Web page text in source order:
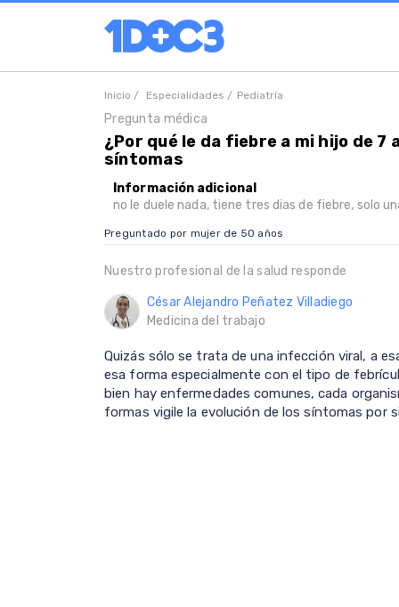
Inicio / Especialidades / Pediatría
Pregunta médica
¿Por qué le da fiebre a mi hijo de
síntomas
Información adicional
no le duele nada, tiene tres dias de fiebre, solo
Preguntado por mujer de 50 años
Nuestro profesional de la salud responde
César Alejandro Peñatez Villadiego
Medicina del trabajo
Quizás sólo se trata de una infección viral, a
esa forma especialmente con el tipo de
bien hay enfermedades comunes, cada
formas vigile la evolución de los síntomas por